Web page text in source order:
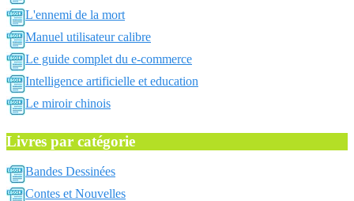
L'ennemi de la mort
Manuel utilisateur calibre
Le guide complet du e-commerce
Intelligence artificielle et education
Le miroir chinois
Livres par catégorie
Bandes Dessinées
Contes et Nouvelles